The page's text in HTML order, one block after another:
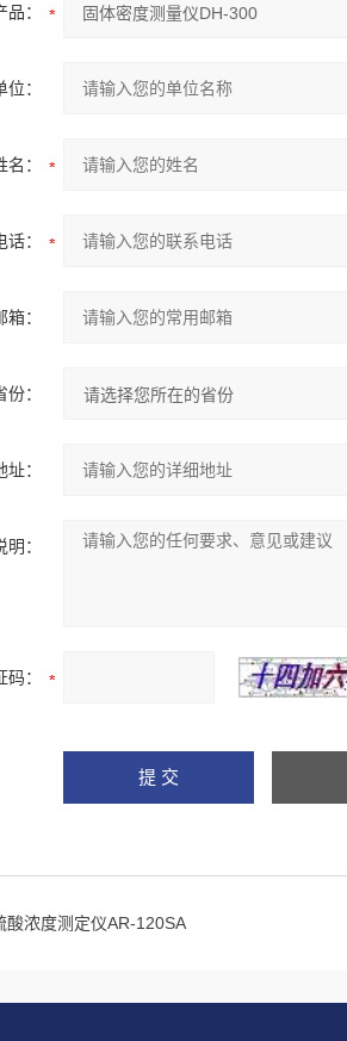
品：
：
：
：
：
份：
：
：
码：
酸浓度测定仪AR-120SA